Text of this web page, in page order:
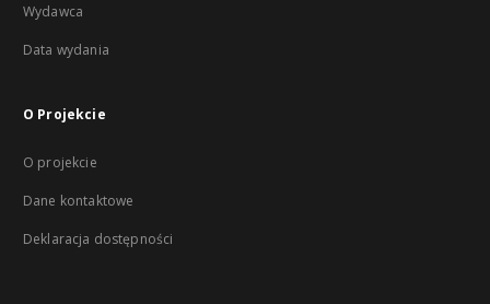
Wydawca
Data wydania
O Projekcie
O projekcie
Dane kontaktowe
Deklaracja dostępności